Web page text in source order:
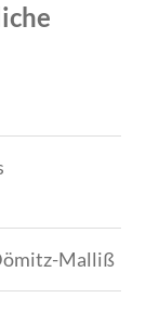
Malliß